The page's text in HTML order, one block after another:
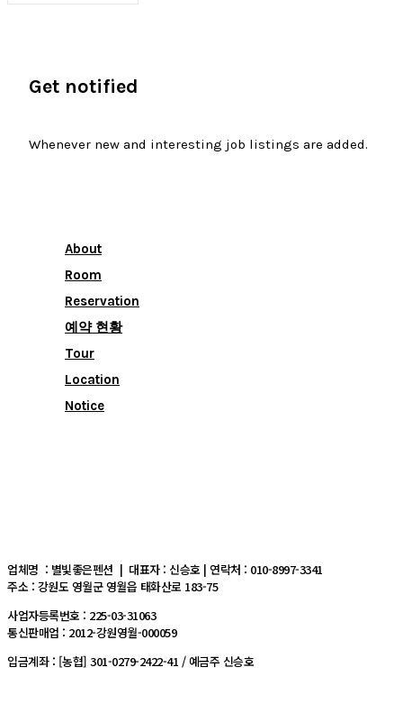
Get notified
Whenever new and interesting job listings are added.
About
Room
Reservation
예약 현황
Tour
Location
Notice
업체명 : 별빛좋은펜션 | 대표자 : 신승호 | 연락처 : 010-8997-3341
주소 : 강원도 영월군 영월읍 태화산로 183-75
사업자등록번호 : 225-03-31063
통신판매업 : 2012-강원영월-000059
입금계좌 : [농협] 301-0279-2422-41 / 예금주 신승호